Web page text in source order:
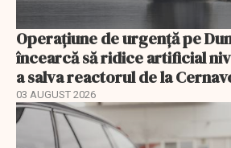
Operațiune de urgență pe
încearcă să ridice artificial
a salva reactorul de la
03 AUGUST 2026